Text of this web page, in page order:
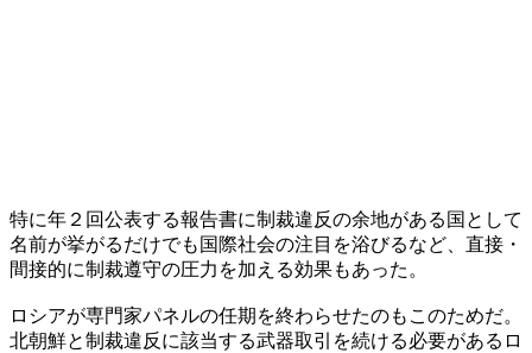
特に年２回公表する報告書に制裁違反の余地がある国として
名前が挙がるだけでも国際社会の注目を浴びるなど、直接・
間接的に制裁遵守の圧力を加える効果もあった。
ロシアが専門家パネルの任期を終わらせたのもこのためだ。
北朝鮮と制裁違反に該当する武器取引を続ける必要があるロ